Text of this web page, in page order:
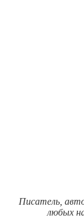
Писатель,
любых